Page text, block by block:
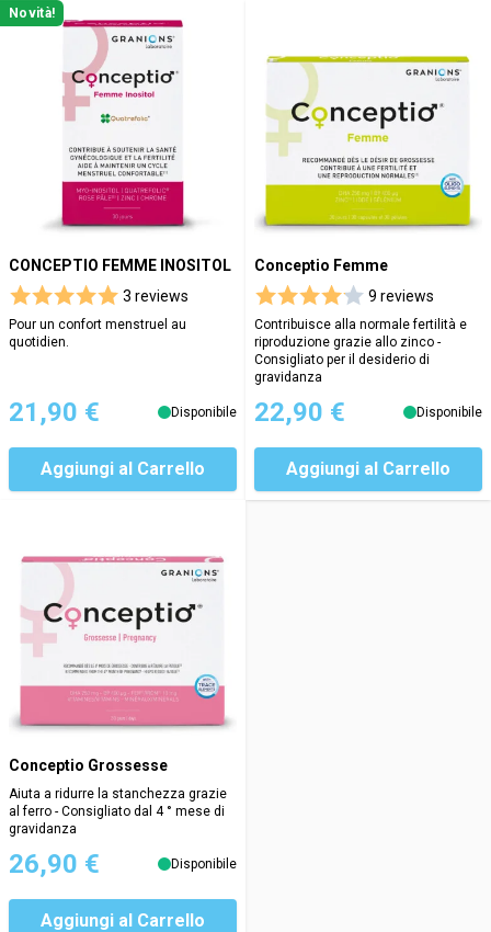
Novità!
CONCEPTIO FEMME INOSITOL
3 reviews
Pour un confort menstruel au
quotidien.
21,90 € Disponibile
Aggiungi al Carrello
Conceptio Femme
9 reviews
Contribuisce alla normale fertilità e
riproduzione grazie allo zinco -
Consigliato per il desiderio di
gravidanza
22,90 € Disponibile
Aggiungi al Carrello
Conceptio Grossesse
Aiuta a ridurre la stanchezza grazie
al ferro - Consigliato dal 4 ° mese di
gravidanza
26,90 € Disponibile
Aggiungi al Carrello